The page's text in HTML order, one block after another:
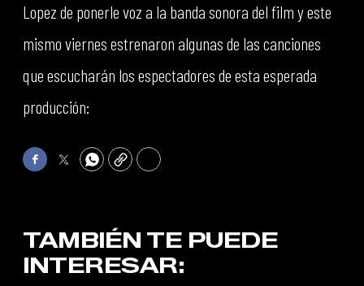
Lopez de ponerle voz a la banda sonora del film y este
mismo viernes estrenaron algunas de las canciones
que escucharán los espectadores de esta esperada
producción:
FacebookTwitterWhatsApp
Copy Print
TAMBIÉN TE PUEDE
INTERESAR: